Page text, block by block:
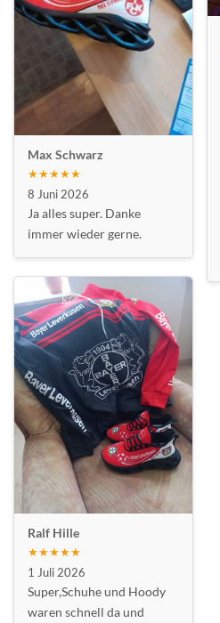
Max Schwarz
★★★★★
8 Juni 2026
Ja alles super. Danke
immer wieder gerne.
Ralf Hille
★★★★★
1 Juli 2026
Super,Schuhe und Hoody
waren schnell da und